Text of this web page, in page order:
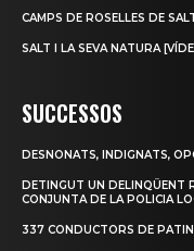
CAMPS DE ROSELLES DE
SALT I LA SEVA NATURA
SUCCESSOS
DESNONATS, INDIGNATS,
DETINGUT UN DELINQÜENT
CONJUNTA DE LA POLICIA
337 CONDUCTORS DE